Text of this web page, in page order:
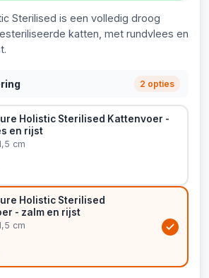
Sterilised is een volledig droog
katten, met rundvlees en
2 opties
Holistic Sterilised Kattenvoer -
en rijst
cm
Holistic Sterilised
- zalm en rijst
cm